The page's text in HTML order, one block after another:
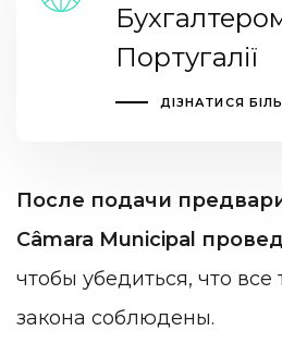
Португалії
ДІЗНАТИСЯ
После подачи
Câmara Municipal
чтобы убедиться, что все
закона соблюдены.